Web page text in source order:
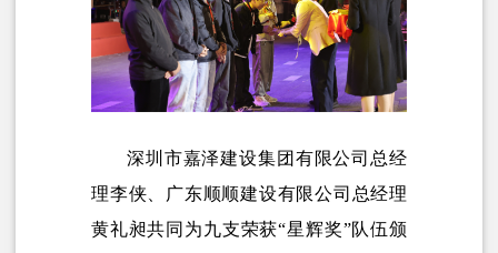
深圳市嘉泽建设集团有限公司总经
理李侠、广东顺顺建设有限公司总经理
黄礼昶共同为九支荣获“星辉奖”队伍颁